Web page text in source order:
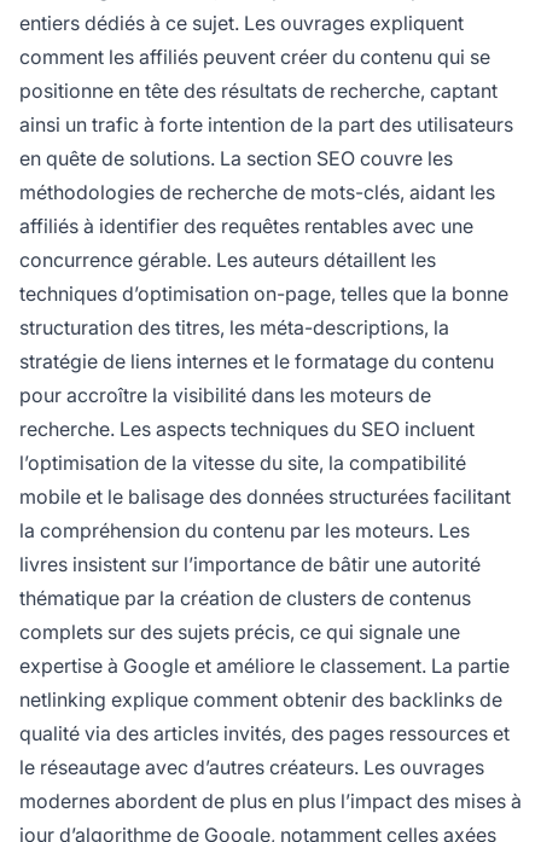
entiers dédiés à ce sujet. Les ouvrages expliquent
comment les affiliés peuvent créer du contenu qui se
positionne en tête des résultats de recherche, captant
ainsi un trafic à forte intention de la part des utilisateurs
en quête de solutions. La section SEO couvre les
méthodologies de recherche de mots-clés, aidant les
affiliés à identifier des requêtes rentables avec une
concurrence gérable. Les auteurs détaillent les
techniques d’optimisation on-page, telles que la bonne
structuration des titres, les méta-descriptions, la
stratégie de liens internes et le formatage du contenu
pour accroître la visibilité dans les moteurs de
recherche. Les aspects techniques du SEO incluent
l’optimisation de la vitesse du site, la compatibilité
mobile et le balisage des données structurées facilitant
la compréhension du contenu par les moteurs. Les
livres insistent sur l’importance de bâtir une autorité
thématique par la création de clusters de contenus
complets sur des sujets précis, ce qui signale une
expertise à Google et améliore le classement. La partie
netlinking explique comment obtenir des backlinks de
qualité via des articles invités, des pages ressources et
le réseautage avec d’autres créateurs. Les ouvrages
modernes abordent de plus en plus l’impact des mises à
jour d’algorithme de Google, notamment celles axées